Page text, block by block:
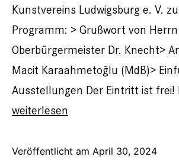
Kunstvereins Ludwigsburg e. V.
Programm: > Grußwort von Herrn
Oberbürgermeister Dr. Knecht>
Macit Karaahmetoğlu (MdB)>
Ausstellungen Der Eintritt ist
Müller
Sohn
weiterlesen
Veröffentlicht am April 30, 2024